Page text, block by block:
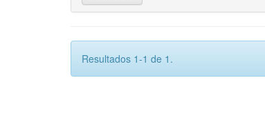
Resultados 1-1 de 1.